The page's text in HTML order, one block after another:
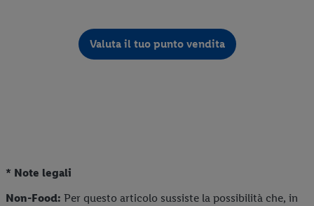
Valuta il tuo punto vendita
* Note legali
Non-Food: Per questo articolo sussiste la possibilità che, in